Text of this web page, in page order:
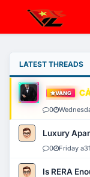
LATEST THREADS
VÀNG
0
Luxury
0 Friday
Is RERA